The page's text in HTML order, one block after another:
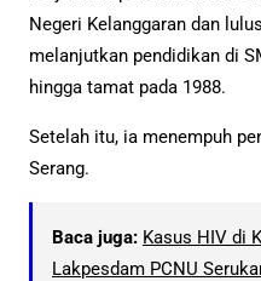
Negeri Kelanggaran dan
melanjutkan pendidikan di
hingga tamat pada 1988.
Setelah itu, ia menempuh
Serang.
Baca juga: Kasus HIV di
Lakpesdam PCNU